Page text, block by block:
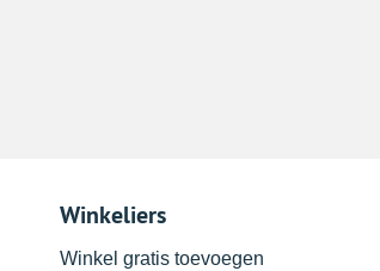
Winkeliers
Winkel gratis toevoegen